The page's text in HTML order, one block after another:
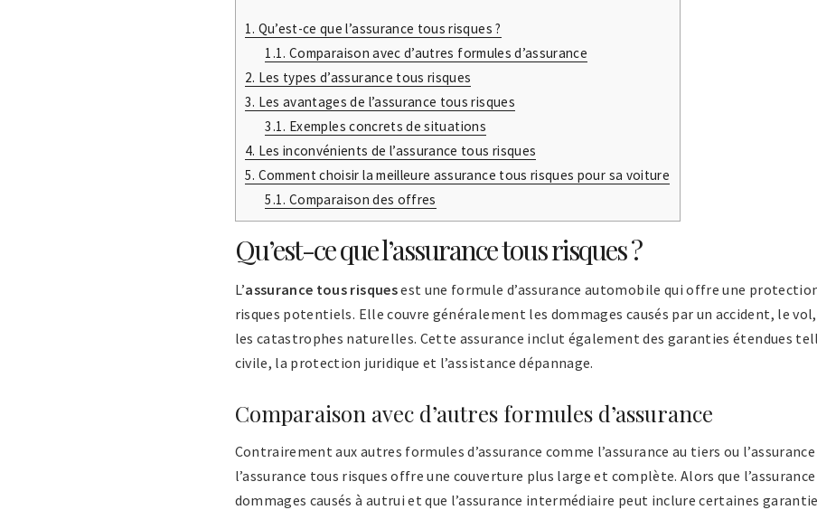
1. Qu’est-ce que l’assurance tous risques ?
1.1. Comparaison avec d’autres formules d’assurance
2. Les types d’assurance tous risques
3. Les avantages de l’assurance tous risques
3.1. Exemples concrets de situations
4. Les inconvénients de l’assurance tous risques
5. Comment choisir la meilleure assurance tous risques pour sa voiture
5.1. Comparaison des offres
Qu’est-ce que l’assurance tous risques ?
L’assurance tous risquesest une formule d’assurance automobile qui offre une
risques potentiels. Elle couvre généralement les dommages causés par un accident, le
les catastrophes naturelles. Cette assurance inclut également des garanties étendues
civile, la protection juridique et l’assistance dépannage.
Comparaison avec d’autres formules d’assurance
Contrairement aux autres formules d’assurance comme l’assurance au tiers ou
l’assurance tous risques offre une couverture plus large et complète. Alors que
dommages causés à autrui et que l’assurance intermédiaire peut inclure certaines